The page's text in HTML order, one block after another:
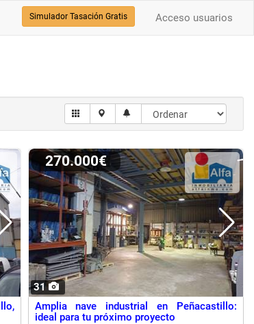
Acceso usuarios
Simulador Tasación Gratis
31
270.000€
Amplia nave industrial en Peñacastillo:
ideal para tu próximo proyecto